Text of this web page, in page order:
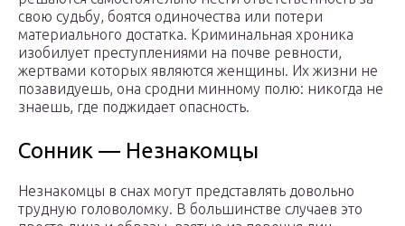
свою судьбу, боятся одиночества или потери
материального достатка. Криминальная хроника
изобилует преступлениями на почве ревности,
жертвами которых являются женщины. Их жизни не
позавидуешь, она сродни минному полю: никогда не
знаешь, где поджидает опасность.
Сонник — Незнакомцы
Незнакомцы в снах могут представлять довольно
трудную головоломку. В большинстве случаев это